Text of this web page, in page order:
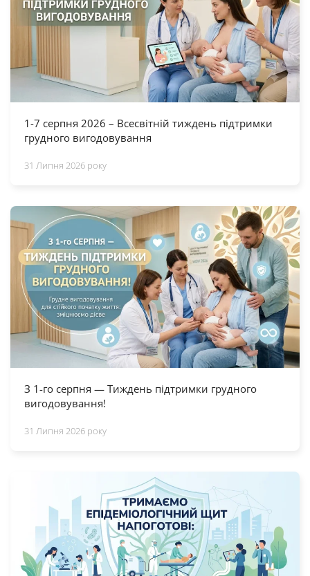
1-7 серпня 2026 – Всесвітній тиждень підтримки
грудного вигодовування
31 Липня 2026 року
З 1-го серпня — Тиждень підтримки грудного
вигодовування!
31 Липня 2026 року